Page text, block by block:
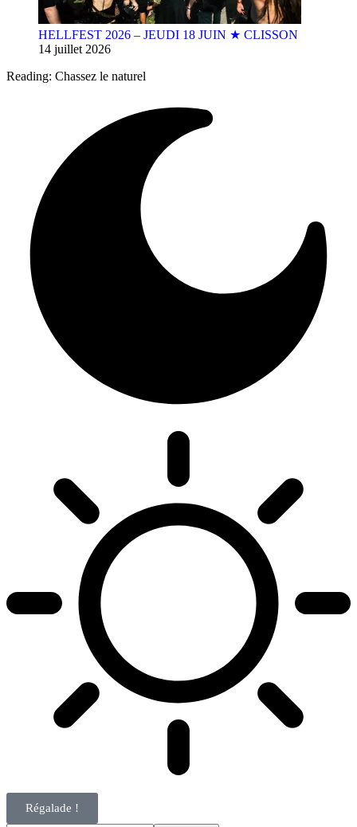
HELLFEST 2026 – JEUDI 18 JUIN ★ CLISSON
14 juillet 2026
Reading: Chassez le naturel
Régalade !